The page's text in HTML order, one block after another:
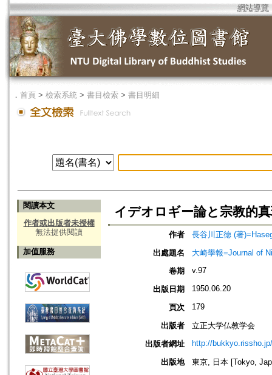
網站導覽
． 首頁 > 檢索系統 > 書目檢索 > 書目明細
閱讀本文
作者或出版者未授權
無法提供閱讀
加值服務
イデオロギー論と宗教的
作者
長谷川正徳 (著
出處題名
大崎學報=Journal of
卷期
v.97
出版日期 1950.06.20
頁次 179
出版者
立正大学仏教学会
出版者網址
http://
出版地
東京, 日本 [Tokyo,